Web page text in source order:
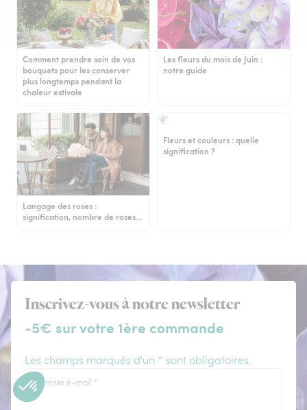
Comment prendre soin de vos
bouquets pour les conserver
plus longtemps pendant la
chaleur estivale
Les fleurs du mois de Juin :
notre guide
Langage des roses :
signification, nombre de roses…
Fleurs et couleurs : quelle
signification ?
Inscrivez-vous à notre newsletter
-5€ sur votre 1ère commande
Les champs marqués d'un * sont obligatoires.
Adresse e-mail *